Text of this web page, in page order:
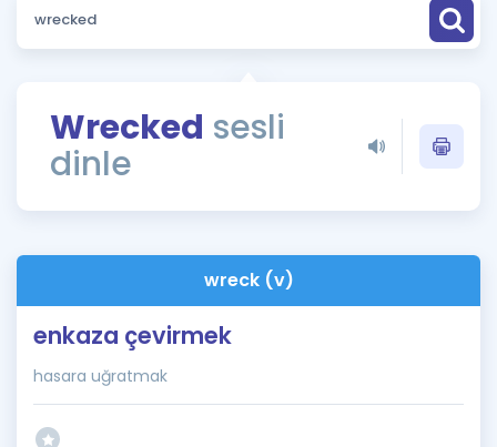
Sözlük
Rehberlik Aracı
ÖSYM Sınav Takvimi
İngilizce Gramer
Hakkımızda
Wrecked sesli
dinle
wreck (v)
enkaza çevirmek
hasara uğratmak